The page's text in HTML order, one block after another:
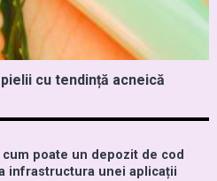
cu tendință acneică
cum poate un depozit de cod
infrastructura unei aplicații